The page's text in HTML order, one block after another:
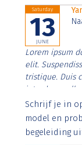
Saturday
13
JUNE
Lorem ipsum
elit.
tristique. Duis
interdum
Aenean
imperdiet.
Schrijf je in
model en
begeleiding